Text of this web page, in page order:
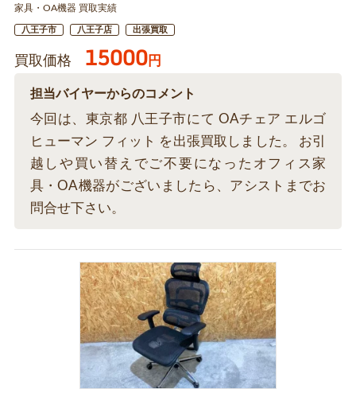
家具・OA機器 買取実績
八王子市 八王子店 出張買取
買取価格 15000円
担当バイヤーからのコメント
今回は、東京都 八王子市にて OAチェア エルゴ
ヒューマン フィット を出張買取しました。 お引
越しや買い替えでご不要になったオフィス家
具・OA機器がございましたら、アシストまでお
問合せ下さい。